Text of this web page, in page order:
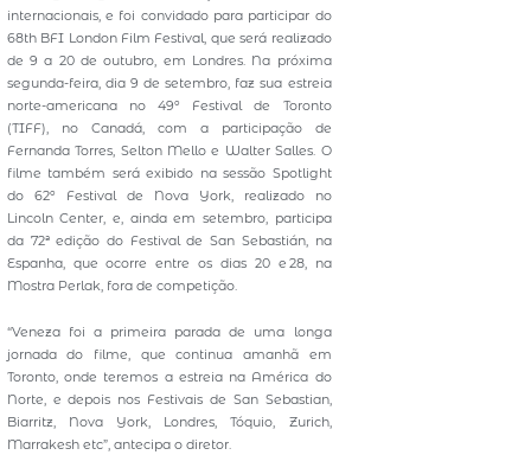
internacionais, e foi convidado para participar do
68th BFI London Film Festival, que será realizado
de 9 a 20 de outubro, em Londres. Na próxima
segunda-feira, dia 9 de setembro, faz sua estreia
norte-americana no 49º Festival de Toronto
(TIFF), no Canadá, com a participação de
Fernanda Torres, Selton Mello e Walter Salles. O
filme também será exibido na sessão Spotlight
do 62º Festival de Nova York, realizado no
Lincoln Center, e, ainda em setembro, participa
da 72ª edição do Festival de San Sebastián, na
Espanha, que ocorre entre os dias 20 e 28, na
Mostra Perlak, fora de competição.
“Veneza foi a primeira parada de uma longa
jornada do filme, que continua amanhã em
Toronto, onde teremos a estreia na América do
Norte, e depois nos Festivais de San Sebastian,
Biarritz, Nova York, Londres, Tóquio, Zurich,
Marrakesh etc”, antecipa o diretor.